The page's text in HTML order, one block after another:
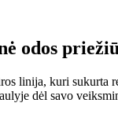
odos
linija, kuri
dėl savo